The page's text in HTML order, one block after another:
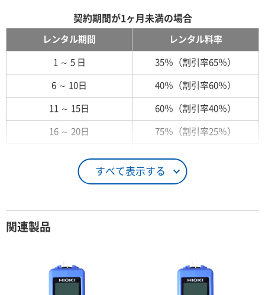
すべて表示する
契約期間が1ヶ月未満の場合
レンタル期間 レンタル料率
1 ～ 5 日 35％（割引率65％）
6 ～ 10日 40％（割引率60％）
11 ～ 15日 60％（割引率40％）
16 ～ 20日 75％（割引率25％）
26日 ～ 1ヶ月 100％（割引率 0％）
1ヶ月 100％（割引率 0％）
90％（割引率10％）
関連製品